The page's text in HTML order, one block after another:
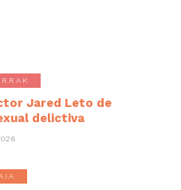
Jared Leto de
delictiva